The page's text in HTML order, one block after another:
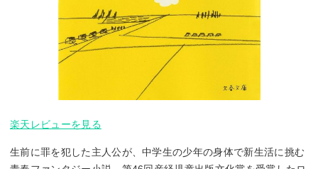
楽天レビューを見る
生前に罪を犯した主人公が、中学生の少年の身体で新生活に挑む